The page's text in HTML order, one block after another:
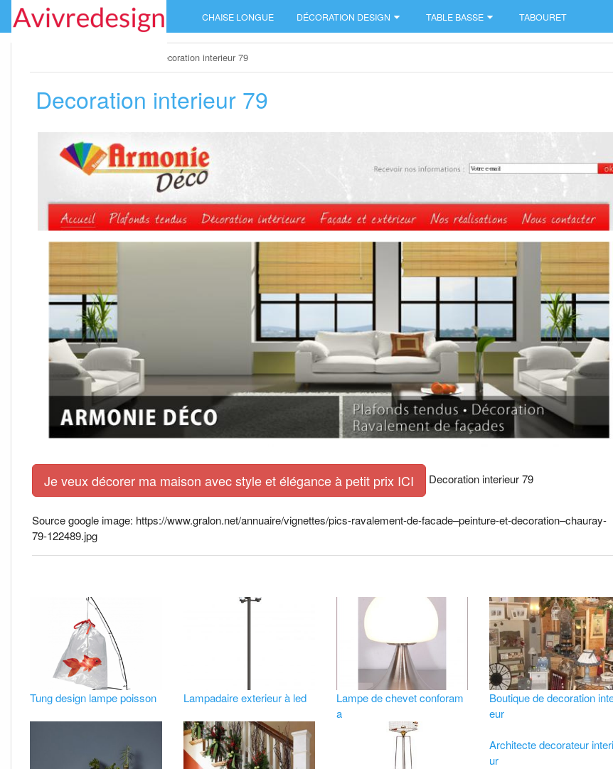
Skip
CHAISE LONGUE DÉCORATION DESIGN TABLE BASSE TABOURET
Decoration interieur 79
Decoration interieur 79
Je veux décorer ma maison avec style et élégance à petit prix ICI Decoration interieur 79
Source google image: https://www.gralon.net/annuaire/vignettes/pics-ravalement-de-facade–peinture-et-decoration–chauray-
79-122489.jpg
Tung design lampe poisson Lampadaire exterieur à led
Lampe de chevet conforam
a
Boutique de decoration
eur
Architecte decorateur
ur